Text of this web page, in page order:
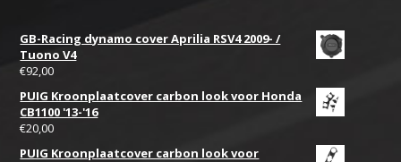
GB-Racing dynamo cover Aprilia RSV4 2009- /
Tuono V4
€92,00
PUIG Kroonplaatcover carbon look voor Honda
CB1100 '13-'16
€20,00
PUIG Kroonplaatcover carbon look voor